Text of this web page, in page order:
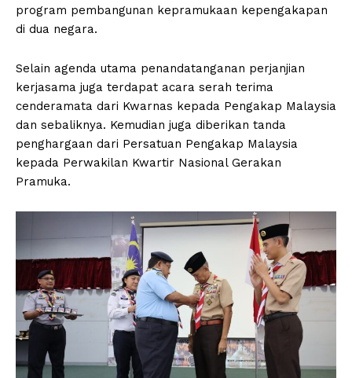
program pembangunan kepramukaan kepengakapan
di dua negara.
Selain agenda utama penandatanganan perjanjian
kerjasama juga terdapat acara serah terima
cenderamata dari Kwarnas kepada Pengakap Malaysia
dan sebaliknya. Kemudian juga diberikan tanda
penghargaan dari Persatuan Pengakap Malaysia
kepada Perwakilan Kwartir Nasional Gerakan
Pramuka.